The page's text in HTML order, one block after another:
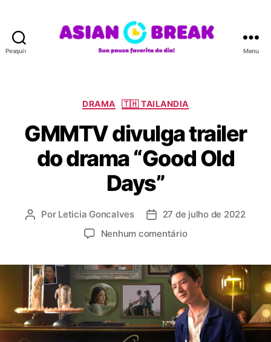
Pesquisar
A
B
R
E
K
Menu
C
t
e
g
r
i
DRAMA 🇹🇭 TAILANDIA
GMMTV divulga trailer
do drama “Good Old
Days”
A
r
d
o
p
o
Por Leticia Goncalves
D
d
e
p
u
b
l
27 de julho de 2022
Nenhum comentárioe
M
M
T
V
d
i